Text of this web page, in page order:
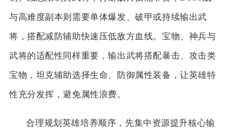
与高难度副本则需要单体爆发、破甲或持续输出武
将，搭配减防辅助快速压低敌方血线。宝物、神兵与
武将的适配性同样重要，输出武将搭配暴击、攻击类
宝物，坦克辅助选择生命、防御属性装备，让英雄特
性充分发挥，避免属性浪费。
合理规划英雄培养顺序，先集中资源提升核心输